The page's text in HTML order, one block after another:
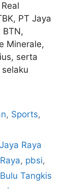
PT Jaya
Minerale,
serta
, Sports,
Jaya Raya
, pbsi,
Tangkis